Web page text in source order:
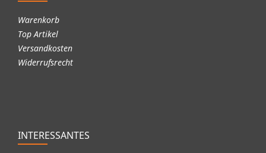
Warenkorb
Top Artikel
Versandkosten
Widerrufsrecht
INTERESSANTES